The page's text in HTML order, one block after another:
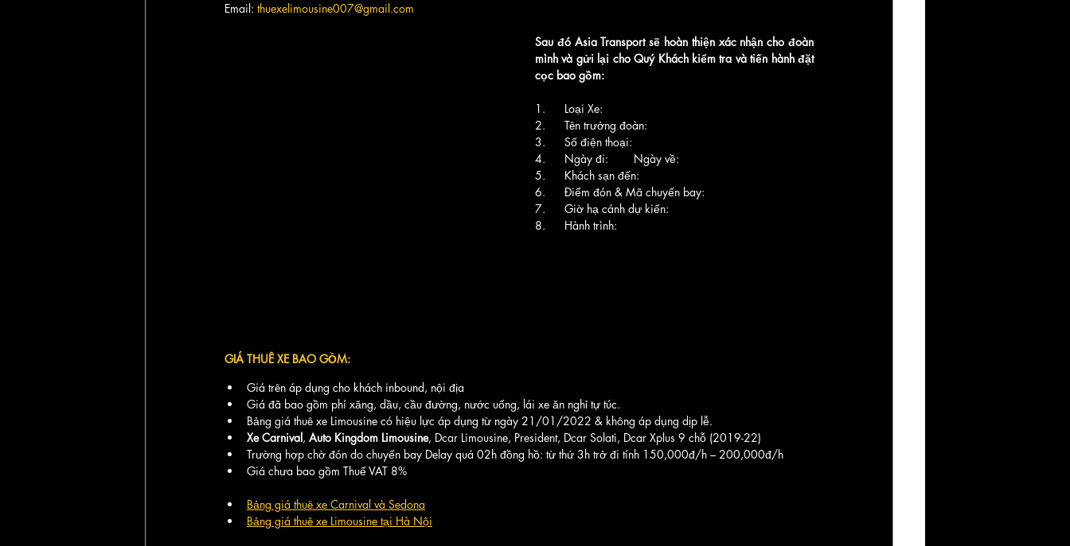
Email: thuexelimousine007@gmail.com
Sau đó Asia Transport sẽ hoàn thiện xác nhận cho đoàn
mình và gửi lại cho Quý Khách kiểm tra và tiến hành đặt
cọc bao gồm:
1.      Loại Xe:
2.      Tên trưởng đoàn:
3.      Số điện thoại:
4.      Ngày đi:        Ngày về:
5.      Khách sạn đến:
6.      Điểm đón & Mã chuyến bay:
7.      Giờ hạ cánh dự kiến:
8.      Hành trình:
GIÁ THUÊ XE BAO GỒM:
Giá trên áp dụng cho khách inbound, nội địa
Giá đã bao gồm phí xăng, dầu, cầu đường, nước uống, lái xe ăn nghỉ tự túc.
Bảng giá thuê xe Limousine có hiệu lực áp dụng từ ngày 21/01/2022 & không áp dụng dịp lễ.
Xe Carnival , Auto Kingdom Limousine, Dcar Limousine, President, Dcar Solati, Dcar Xplus 9 chỗ (2019-22)
Trường hợp chờ đón do chuyến bay Delay quá 02h đồng hồ: từ thứ 3h trở đi tính 150,000đ/h – 200,000đ/h
Giá chưa bao gồm Thuế VAT 8%
Bảng giá thuê xe Carnival và Sedona
Bảng giá thuê xe Limousine tại Hà Nội